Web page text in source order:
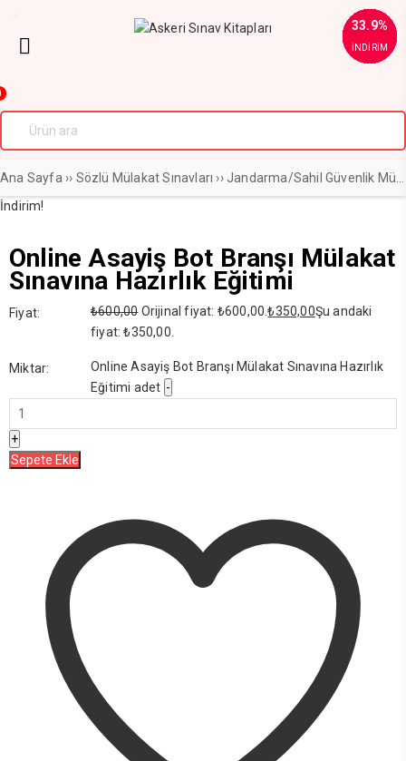
Ana Sayfa ›› Sözlü Mülakat Sınavları ›› Jandarma/Sahil Güvenlik Mülakatları Sınavı
İndirim!
Online Asayiş Bot Branşı Mülakat
Sınavına Hazırlık Eğitimi
Fiyat: ₺600,00 Orijinal fiyat: ₺600,00.₺350,00Şu andaki
fiyat: ₺350,00.
41.7%
İNDİRİM
Miktar:
Online Asayiş Bot Branşı Mülakat Sınavına Hazırlık
Eğitimi adet
Sepete Ekle
35.1%
İNDİRİM
28.6%
İNDİRİM
32.4%
İNDİRİM
33.9%
İNDİRİM
30%
İNDİRİM
34.1%
İNDİRİM
35.4%
İNDİRİM
30%
İNDİRİM
28.6%
İNDİRİM
33.9%
İNDİRİM